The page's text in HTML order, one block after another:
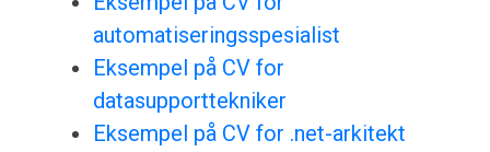
automatiseringsspesialist
Eksempel på CV for
datasupporttekniker
Eksempel på CV for .net-arkitekt